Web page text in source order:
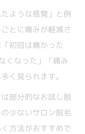
ような感覚」と例
とに痛みが軽減さ
初回は痛かった
くなった」「痛み
く見られます。
部分的なお試し脱
少ないサロン脱毛
方法がおすすめで